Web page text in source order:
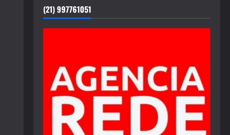
(21) 997761051